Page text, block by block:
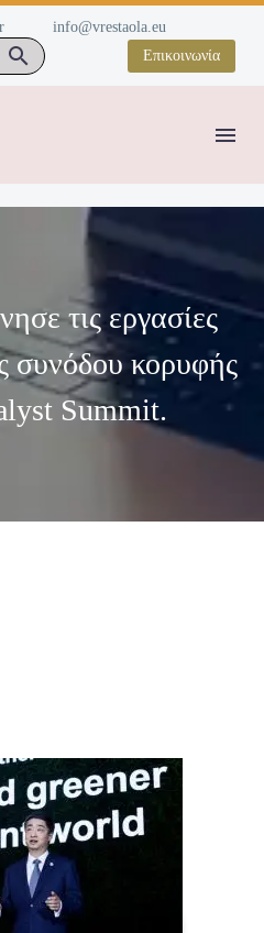
info@vrestaola.eu
Επικοινωνία
τις εργασίες
συνόδου κορυφής
Summit.